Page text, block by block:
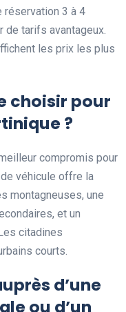
réservation 3 à 4
de tarifs avantageux.
les prix les plus
choisir pour
?
compromis pour
véhicule offre la
montagneuses, une
et un
citadines
courts.
d’une
ou d’un